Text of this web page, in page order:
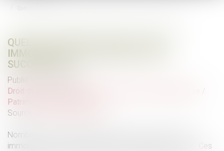
QUEL EST L’IMPÔT SUR PLUS-VALUE
IMMOBILIÈRE D’UN BIEN REÇU PAR
SUCCESSION ?
Publié le :
Droit de la famille, des personnes et de leur patrimoine
Patrimoine et succession
Source :
Nombreux sont les Français qui possèdent des biens
immobiliers qui pourront être transmis à leurs héritiers. Ces